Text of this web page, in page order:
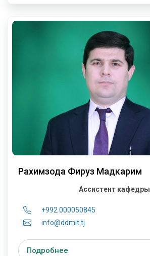
Рахимзода Фируз Мадкарим
Ассистент кафедры
+992 000050845
info@ddmit.tj
Подробнее